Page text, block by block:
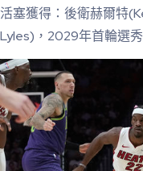
活塞獲得：後衛赫爾特
Lyles)，2029年首輪選